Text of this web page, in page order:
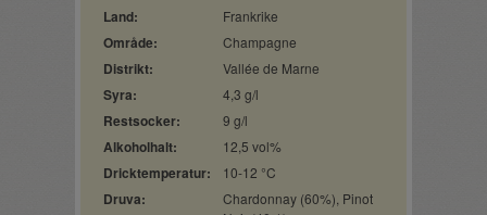
Land: Frankrike
Område: Champagne
Distrikt: Vallée de Marne
Syra: 4,3 g/l
Restsocker: 9 g/l
Alkoholhalt: 12,5 vol%
Dricktemperatur: 10-12 °C
Druva:
Chardonnay (60%), Pinot